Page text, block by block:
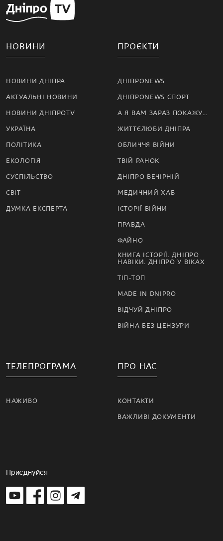
НОВИНИ
НОВИНИ ДНІПРА
АКТУАЛЬНІ НОВИНИ
НОВИНИ ДНІПРОTV
УКРАЇНА
ПОЛІТИКА
ЕКОЛОГІЯ
СУСПІЛЬСТВО
СВІТ
ДУМКА ЕКСПЕРТА
ПРОЄКТИ
ДНІПРОNEWS
ДНІПРОNEWS СПОРТ
А Я ВАМ ЗАРАЗ ПОКАЖУ…
ЖИТТЄЛЮБИ ДНІПРА
ОБЛИЧЧЯ ВІЙНИ
ТВІЙ РАНОК
ДНІПРО ВЕЧІРНІЙ
МЕДИЧНИЙ ХАБ
ІСТОРІЇ ВІЙНИ
ПРАВДА
ФАЙНО
КНИГА ІСТОРІЇ. ДНІПРО
НАВІКИ. ДНІПРО У ВІКАХ
ТІП-ТОП
MADE IN DNIPRO
ВІДЧУЙ ДНІПРО
ВІЙНА БЕЗ ЦЕНЗУРИ
ТЕЛЕПРОГРАМА
НАЖИВО
ПРО НАС
КОНТАКТИ
ВАЖЛИВІ ДОКУМЕНТИ
Приєднуйся